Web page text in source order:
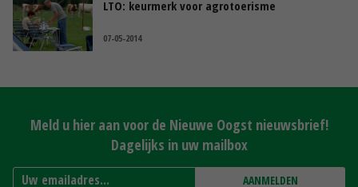
LTO: keurmerk voor agrotoerisme
07-05-2014
Meld u hier aan voor de Nieuwe Oogst nieuwsbrief!
Dagelijks in uw mailbox
AANMELDEN